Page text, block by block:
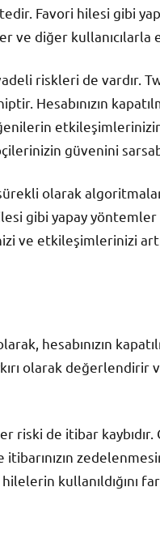
Favori hilesi gibi
diğer kullanıcılarla
riskleri de vardır.
Hesabınızın
güvenini
olarak
gibi yapay
ve etkileşimlerinizi
hesabınızın
olarak değerlendirir
riski de itibar
kullanıldığını